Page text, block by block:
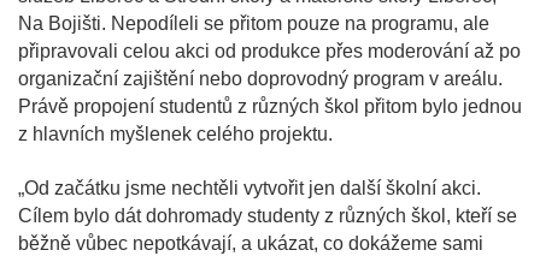
Na Bojišti. Nepodíleli se přitom pouze na programu, ale
připravovali celou akci od produkce přes moderování až po
organizační zajištění nebo doprovodný program v areálu.
Právě propojení studentů z různých škol přitom bylo jednou
z hlavních myšlenek celého projektu.
„Od začátku jsme nechtěli vytvořit jen další školní akci.
Cílem bylo dát dohromady studenty z různých škol, kteří se
běžně vůbec nepotkávají, a ukázat, co dokážeme sami